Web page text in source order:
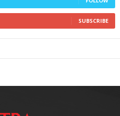
SUBSCRIBE